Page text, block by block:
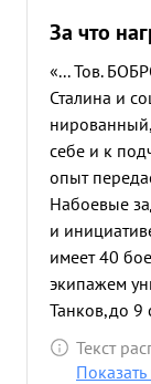
За что
«... Тов.
Сталина и
себе и к
опыт
Набоевые
и
имеет 40
экипажем
Танков,до 9
и грузами и
выполняя
Текст